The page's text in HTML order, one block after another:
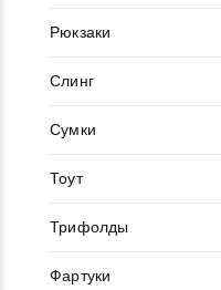
Рюкзаки
Слинг
Сумки
Тоут
Трифолды
Фартуки